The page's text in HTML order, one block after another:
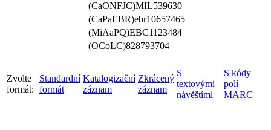
(CaONFJC)MIL539630
(CaPaEBR)ebr10657465
(MiAaPQ)EBC1123484
(OCoLC)828793704
Zvolte
formát:
Standardní
formát
Katalogizační
záznam
Zkrácený
záznam
S
textovými
návěštími
S kódy
polí
MARC